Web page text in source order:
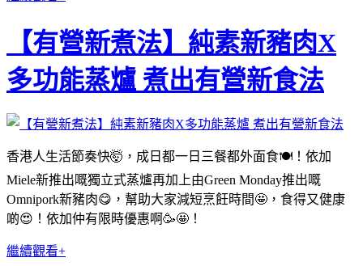
【有營新煮法】純素新豬肉X
多功能蒸爐 煮出有營新食法
香港人生活節奏快🤯，成日都一日三餐都外面食🍽！依加
Miele新推出嘅獨立式蒸爐再加上由Green Monday推出嘅
Omnipork新豬肉😋，幫助大家減短烹飪時間🤩，食得又健康
啲😍！依加仲有限時優惠啊🥳🤩！
繼續觀看+